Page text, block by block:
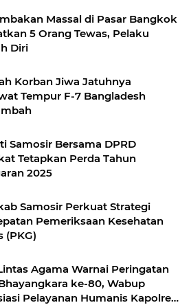
Massal di Pasar Bangkok
5 Orang Tewas, Pelaku
Diri
Korban Jiwa Jatuhnya
Tempur F-7 Bangladesh
Samosir Bersama DPRD
Tetapkan Perda Tahun
2025
Samosir Perkuat Strategi
Pemeriksaan Kesehatan
(PKG)
Agama Warnai Peringatan
ke-80, Wabup
Pelayanan Humanis Kapolres